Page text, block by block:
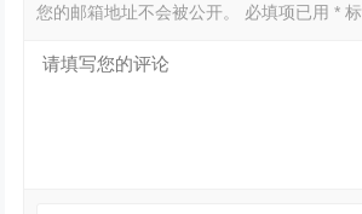
您的邮箱地址不会被公开。 必填项已用*